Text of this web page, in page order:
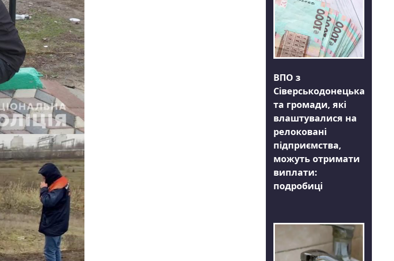
ВПО з
Сіверськодонецька
та громади, які
влаштувалися на
релоковані
підприємства,
можуть отримати
виплати:
подробиці